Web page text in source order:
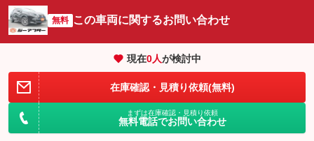
無料 この車両に関するお問い合わせ
現在0人が検討中
在庫確認・見積り依頼(無料)
まずは在庫確認・見積り依頼
無料電話でお問い合わせ